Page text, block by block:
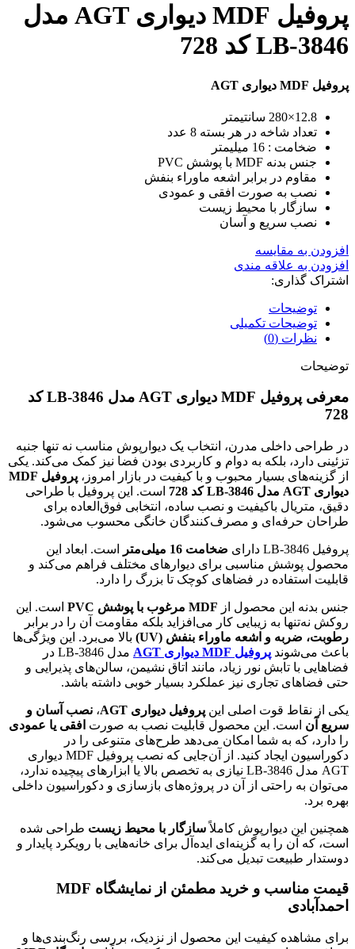
پروفیل MDF دیواری AGT مدل
LB-3846 کد 728
پروفیل MDF دیواری AGT
12.8×280 سانتیمتر
تعداد شاخه در هر بسته 8 عدد
ضخامت : 16 میلیمتر
جنس بدنه MDF با پوشش PVC
مقاوم در برابر اشعه ماوراء بنفش
نصب به صورت افقی و عمودی
سازگار با محیط زیست
نصب سریع و آسان
افزودن به مقایسه
افزودن به علاقه مندی
اشتراک گذاری:
توضیحات
توضیحات تکمیلی
نظرات (0)
توضیحات
معرفی پروفیل MDF دیواری AGT مدل LB-3846 کد
728
در طراحی داخلی مدرن، انتخاب یک دیوارپوش مناسب نه تنها جنبه
تزئینی دارد، بلکه به دوام و کاربردی بودن فضا نیز کمک می‌کند. یکی
از گزینه‌های بسیار محبوب و با کیفیت در بازار امروز،
پروفیل MDF
دیواری AGT مدل LB-3846 کد 728
است. این پروفیل با طراحی
دقیق، متریال باکیفیت و نصب ساده، انتخابی فوق‌العاده برای
طراحان حرفه‌ای و مصرف‌کنندگان خانگی محسوب می‌شود.
پروفیل LB-3846 دارای ضخامت 16 میلی‌متر
است. ابعاد این
محصول پوشش مناسبی برای دیوارهای مختلف فراهم می‌کند و
قابلیت استفاده در فضاهای کوچک تا بزرگ را دارد.
جنس بدنه این محصول از MDF مرغوب با پوشش PVC
است. این
روکش نه‌تنها به زیبایی کار می‌افزاید بلکه مقاومت آن را در برابر
رطوبت، ضربه و اشعه ماوراء بنفش (UV)
بالا می‌برد. این ویژگی‌ها
باعث می‌شوند پروفیل MDF دیواری AGT
مدل LB-3846 در
فضاهایی با تابش نور زیاد، مانند اتاق نشیمن، سالن‌های پذیرایی و
حتی فضاهای تجاری نیز عملکرد بسیار خوبی داشته باشد.
یکی از نقاط قوت اصلی این پروفیل دیواری AGT ، نصب آسان و
سریع آن است. این محصول قابلیت نصب به صورت افقی یا عمودی
را دارد، که به شما امکان می‌دهد طرح‌های متنوعی را در
دکوراسیون ایجاد کنید. از آن‌جایی که نصب پروفیل MDF دیواری
AGT مدل LB-3846 نیازی به تخصص بالا یا ابزارهای پیچیده ندارد،
می‌توان به راحتی از آن در پروژه‌های بازسازی و دکوراسیون داخلی
بهره برد.
همچنین این دیوارپوش کاملاًسازگار با محیط زیست طراحی شده
است، که آن را به گزینه‌ای ایده‌آل برای خانه‌هایی با رویکرد پایدار و
دوستدار طبیعت تبدیل می‌کند.
قیمت مناسب و خرید مطمئن از نمایشگاه MDF
احمدآبادی
برای مشاهده کیفیت این محصول از نزدیک، بررسی رنگ‌بندی‌ها و